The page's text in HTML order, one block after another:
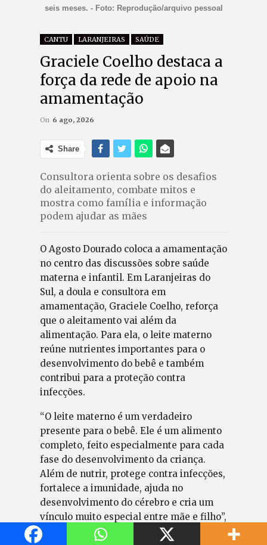
seis meses. - Foto: Reprodução/arquivo pessoal
CANTU LARANJEIRAS SAÚDE
Graciele Coelho destaca a
força da rede de apoio na
amamentação
On 6 ago, 2026
Share
Consultora orienta sobre os desafios
do aleitamento, combate mitos e
mostra como família e informação
podem ajudar as mães
O Agosto Dourado coloca a amamentação
no centro das discussões sobre saúde
materna e infantil. Em Laranjeiras do
Sul, a doula e consultora em
amamentação, Graciele Coelho, reforça
que o aleitamento vai além da
alimentação. Para ela, o leite materno
reúne nutrientes importantes para o
desenvolvimento do bebê e também
contribui para a proteção contra
infecções.
“O leite materno é um verdadeiro
presente para o bebê. Ele é um alimento
completo, feito especialmente para cada
fase do desenvolvimento da criança.
Além de nutrir, protege contra infecções,
fortalece a imunidade, ajuda no
desenvolvimento do cérebro e cria um
vínculo muito especial entre mãe e filho”,
afirma.